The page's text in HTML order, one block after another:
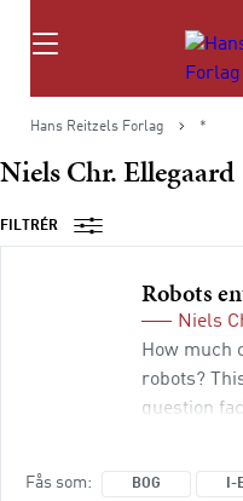
Søg
Hans Reitzels Forlag *
Niels Chr. Ellegaard
FILTRÉR
Robots
Niels
How much
robots?
question
Fås som BOG I-